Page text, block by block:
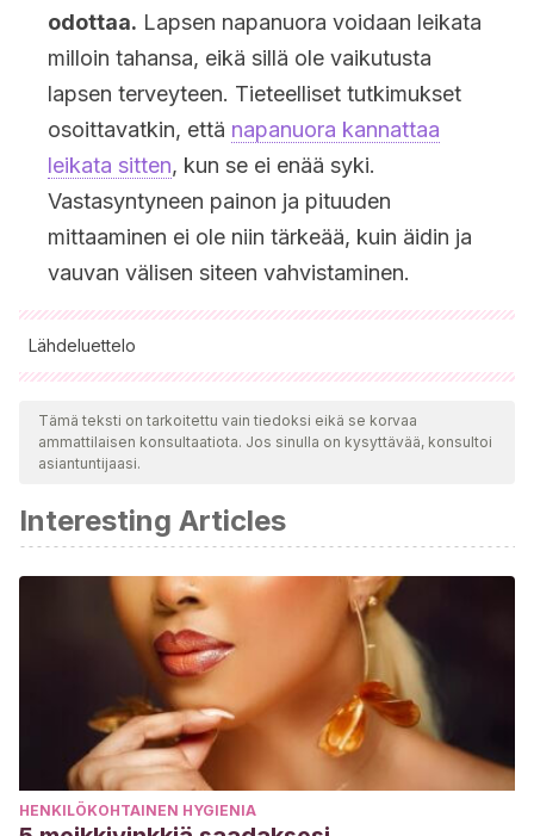
odottaa. Lapsen napanuora voidaan leikata
milloin tahansa, eikä sillä ole vaikutusta
lapsen terveyteen. Tieteelliset tutkimukset
osoittavatkin, että napanuora kannattaa
leikata sitten, kun se ei enää syki.
Vastasyntyneen painon ja pituuden
mittaaminen ei ole niin tärkeää, kuin äidin ja
vauvan välisen siteen vahvistaminen.
Lähdeluettelo
Kaikki lainatut lähteet tarkistettiin perusteellisesti tiimimme
toimesta varmistaaksemme niiden laadun, luotettavuuden,
ajantasaisuuden ja pätevyyden. Tämän artikkelin bibliografia
Labor and delivery care.Blended learning module for the
Health Extension Programme. Federal Democratic Republic
of Ethiopia. Ministry of Health.
Brown, H.Fisiología del embarazo
Manual MSD (Versión
para profesionales).
Fisiología perinatal
Manual MSD (Versión para
profesionales).
Tämä teksti on tarkoitettu vain tiedoksi eikä se korvaa
ammattilaisen konsultaatiota. Jos sinulla on kysyttävää, konsultoi
asiantuntijaasi.
Interesting Articles
HENKILÖKOHTAINEN HYGIENIA